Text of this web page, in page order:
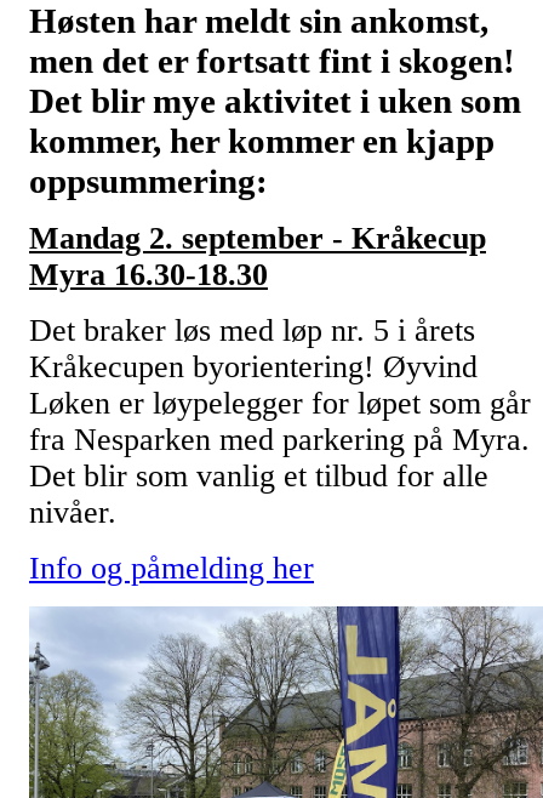
Høsten har meldt sin ankomst,
men det er fortsatt fint i skogen!
Det blir mye aktivitet i uken som
kommer, her kommer en kjapp
oppsummering:
Mandag 2. september - Kråkecup
Myra 16.30-18.30
Det braker løs med løp nr. 5 i årets
Kråkecupen byorientering! Øyvind
Løken er løypelegger for løpet som går
fra Nesparken med parkering på Myra.
Det blir som vanlig et tilbud for alle
nivåer.
Info og påmelding her